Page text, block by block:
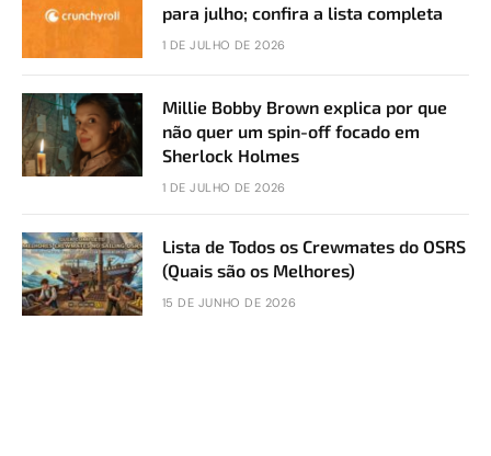
para julho; confira a lista completa
1 DE JULHO DE 2026
Millie Bobby Brown explica por que
não quer um spin-off focado em
Sherlock Holmes
1 DE JULHO DE 2026
Lista de Todos os Crewmates do OSRS
(Quais são os Melhores)
15 DE JUNHO DE 2026